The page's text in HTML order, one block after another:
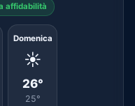
affidabilità
Domenica
☀️
26°
25°